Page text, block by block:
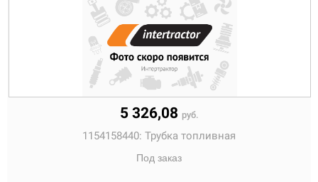
5 326,08 руб.
1154158440: Трубка топливная
Под заказ